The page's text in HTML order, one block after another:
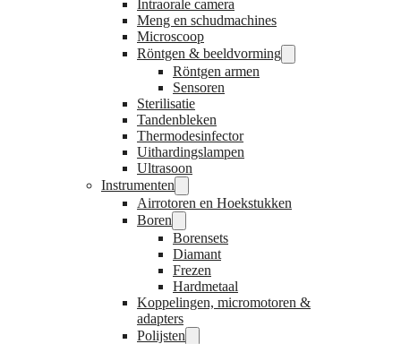
Intraorale camera
Meng en schudmachines
Microscoop
Röntgen & beeldvorming
Röntgen armen
Sensoren
Sterilisatie
Tandenbleken
Thermodesinfector
Uithardingslampen
Ultrasoon
Instrumenten
Airrotoren en Hoekstukken
Boren
Borensets
Diamant
Frezen
Hardmetaal
Koppelingen, micromotoren &
adapters
Polijsten